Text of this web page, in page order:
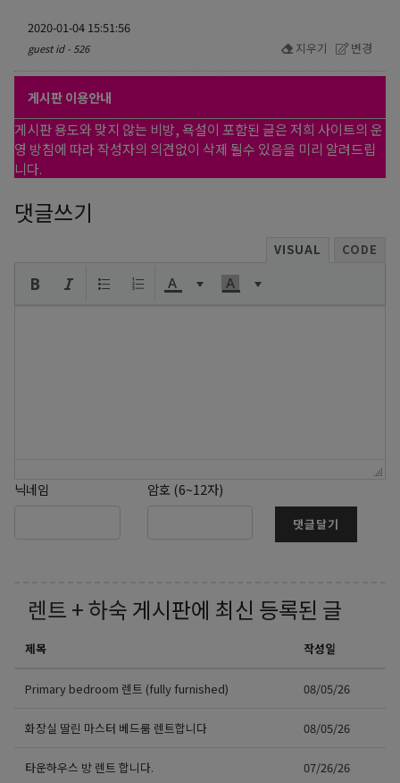
2020-01-04 15:51:56
guest id - 526 지우기 변경
게시판 이용안내
게시판 용도와 맞지 않는 비방, 욕설이 포함된 글은 저희 사이트의 운
영 방침에 따라 작성자의 의견없이 삭제 될수 있음을 미리 알려드립
니다.
댓글쓰기
VISUAL CODE
닉네임 암호 (6~12자)
댓글달기
렌트 + 하숙 게시판에 최신 등록된 글
제목 작성일
Primary bedroom 렌트 (fully furnished) 08/05/26
화장실 딸린 마스터 베드룸 렌트합니다 08/05/26
타운하우스 방 렌트 합니다. 07/26/26